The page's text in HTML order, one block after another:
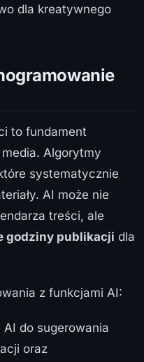
dla kreatywnego
to fundament
Algorytmy
systematycznie
AI może nie
treści, ale
godziny publikacji dla
z funkcjami AI:
do sugerowania
oraz